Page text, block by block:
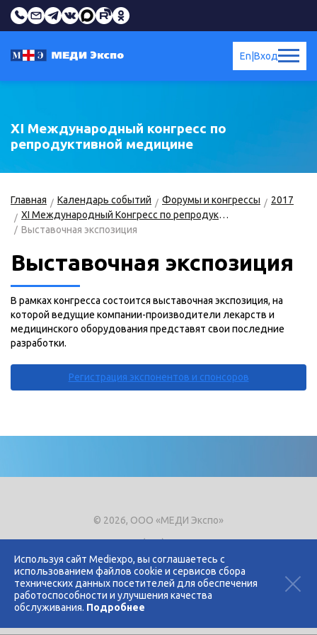
Используя сайт Mediexpo, вы соглашаетесь с
использованием файлов cookie и сервисов сбора
технических данных посетителей для обеспечения
работоспособности и улучшения качества
обслуживания. Подробнее
Вход
En
XI Международный конгресс по
репродуктивной медицине
Главная Календарь событий Форумы и конгрессы
2017
XI Международный Конгресс по репродуктивной медицине
Выставочная экспозиция
Выставочная экспозиция
В рамках конгресса состоится выставочная экспозиция, на
которой ведущие компании-производители лекарств и
медицинского оборудования представят свои последние
разработки.
Регистрация экспонентов и спонсоров
© 2026, ООО «МЕДИ Экспо»
Тел.+7 (495) 721-8866
E-mail:expo@mediexpo.ru
Контакты
Политика использования cookies
Политика конфиденциальности